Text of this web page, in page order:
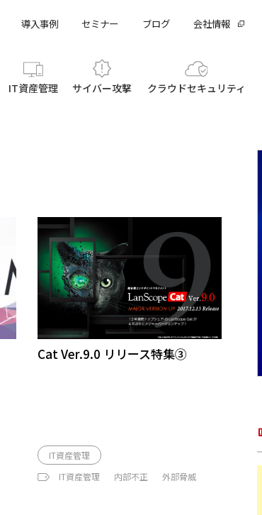
導入事例 セミナー ブログ 会社情報
IT資産管理 サイバー攻撃 クラウドセキュリティ
Cat Ver.9.0 リリース特集③
IT資産管理
IT資産管理
内部不正 外部脅威